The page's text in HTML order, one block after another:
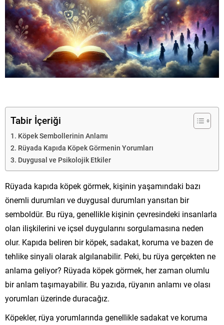
Tabir İçeriği
Köpek Sembollerinin Anlamı
Rüyada Kapıda Köpek Görmenin Yorumları
Duygusal ve Psikolojik Etkiler
Rüyada kapıda köpek görmek, kişinin yaşamındaki bazı
önemli durumları ve duygusal durumları yansıtan bir
semboldür. Bu rüya, genellikle kişinin çevresindeki insanlarla
olan ilişkilerini ve içsel duygularını sorgulamasına neden
olur. Kapıda beliren bir köpek, sadakat, koruma ve bazen de
tehlike sinyali olarak algılanabilir. Peki, bu rüya gerçekten ne
anlama geliyor? Rüyada köpek görmek, her zaman olumlu
bir anlam taşımayabilir. Bu yazıda, rüyanın anlamı ve olası
yorumları üzerinde duracağız.
Köpekler, rüya yorumlarında genellikle sadakat ve koruma